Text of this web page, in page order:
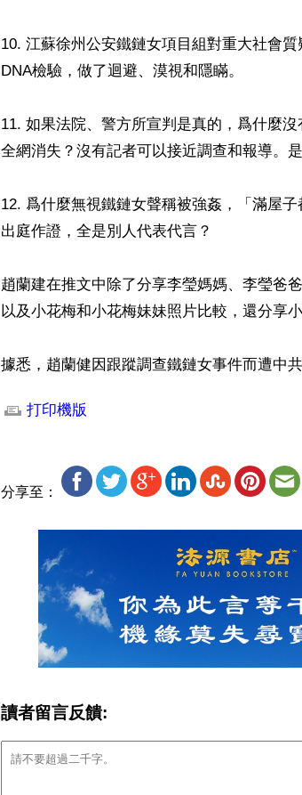
10. 江蘇徐州公安鐵鏈女項目組對重大社會
DNA檢驗，做了迴避、漠視和隱瞞。
11. 如果法院、警方所宣判是真的，爲什麼
全網消失？沒有記者可以接近調查和報導。
12. 爲什麼無視鐵鏈女聲稱被強姦，「滿屋
出庭作證，全是別人代表代言？
趙蘭建在推文中除了分享李瑩媽媽、李瑩爸
以及小花梅和小花梅妹妹照片比較，還分享
據悉，趙蘭健因跟蹤調查鐵鏈女事件而遭中
打印機版
分享至：
讀者留言反饋: